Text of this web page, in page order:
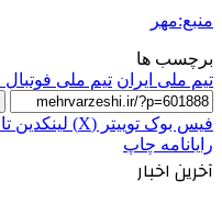
منبع:مهر
برچسب ها
تیم ملی ایران تیم ملی فوتبال
فیس بوک توییتر (X) لینکدین
رایانامه چاپ
آخرین اخبار